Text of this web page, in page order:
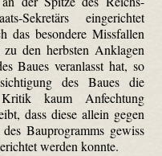
Sekretärs eingerichtet
das besondere Missfallen
den herbsten Anklagen
Baues veranlasst hat, so
des Baues die
kaum Anfechtung
dass diese allein gegen
Bauprogramms gewiss
werden konnte.